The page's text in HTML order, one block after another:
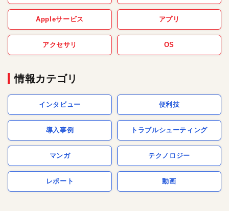
Appleサービス アプリ
アクセサリ OS
情報カテゴリ
インタビュー 便利技
導入事例 トラブルシューティング
マンガ テクノロジー
レポート 動画